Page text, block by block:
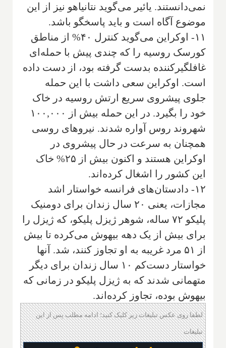
نمی‌دانستند. یائیر می‌گوید نتانیاهو نیز از این
موضوع آگاه است و باید پاسخگو باشد.
۱۱- اوکراین می‌گوید کنترل ۴۰% از مناطق
کورسک روسیه را که چندی پیش با حمله‌ای
غافلگیرکننده بدست گرفته بود، از دست داده
است. اوکراین سعی داشت با این حمله
جلوی پیشروی سریع ارتش روسیه در خاک
خود را بگیرد. در این حمله بیش از ۱۰۰,۰۰۰
شهروند روس آواره شدند. نیروهای روسی
همچنان به سرعت در حال پیشروی در
اوکراین هستند و اکنون بیش از ۲۵% خاک
این کشور را اشغال کرده‌اند.
۱۲- دادستان‌های فرانسه خواستار اشد
مجازات، یعنی ۲۰ سال زندان برای دومنیک
پلیکو ۷۲ ساله، شوهر ژیزل پلیکو، که ژیزل را
برای بیش از یک دهه بیهوش می‌کرده تا بیش
از ۵۱ مرد غریبه به او تجاوز کنند، شد. آنها
خواستار دست‌کم ۱۰ سال زندان برای دیگر
متهمانی شدند که به ژیزل پلیکو در زمانی که
بیهوش بوده، تجاوز کرده‌اند.
لطفا روی عکس تبلیغات زیر کلیک کنید؛ ادامه مطلب پس از این
تبلیغات